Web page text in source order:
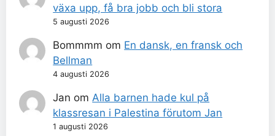
växa upp, få bra jobb och bli stora
5 augusti 2026
Bommmm om En dansk, en fransk och
Bellman
4 augusti 2026
Jan om Alla barnen hade kul på
klassresan i Palestina förutom Jan
1 augusti 2026